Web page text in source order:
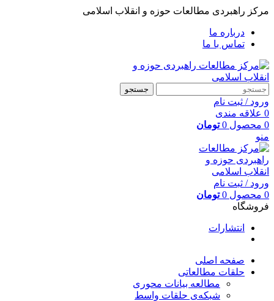
مرکز راهبردی مطالعات حوزه و انقلاب اسلامی
درباره ما
تماس با ما
جستجو
ورود / ثبت نام
0 علاقه مندی
0 محصول 0 تومان
منو
ورود / ثبت نام
0 محصول 0 تومان
فروشگاه
انتشارات
صفحه اصلی
حلقات مطالعاتی
مطالعه بیانات محوری
شبکه‌ی حلقات واسط